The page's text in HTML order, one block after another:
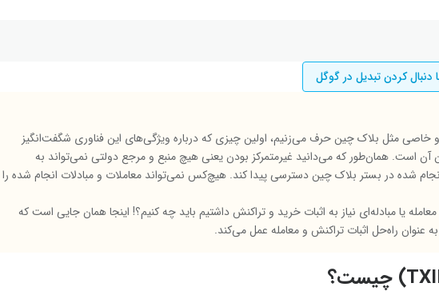
دنبال کردن تبدیل در گوگل
و خاصی مثل بلاک چین حرف می‌زنیم، اولین چیزی که درباره ویژگی‌های این فناوری شگفت‌انگیز
آن است. همان‌طور که می‌دانید غیرمتمرکز بودن یعنی هیچ منبع و مرجع دولتی نمی‌تواند به
شده در بستر بلاک چین دسترسی پیدا کند. هیچ‌کس نمی‌تواند معاملات و مبادلات انجام شده را
معامله یا مبادله‌ای نیاز به اثبات خرید و تراکنش داشتیم باید چه کنیم؟! اینجا همان جایی است که